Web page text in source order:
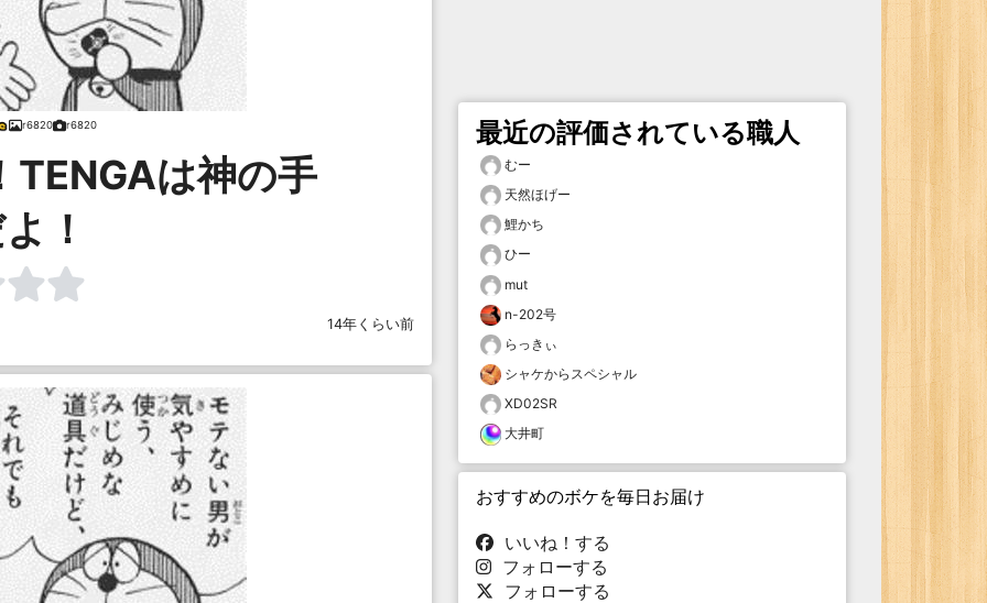
r6820 r6820
TENGAは神の手
！
14年くらい前
最近の評価されている職人
むー
天然ほげー
鯉かち
ひー
mut
n-202号
らっきぃ
シャケからスペシャル
XD02SR
大井町
おすすめのボケを毎日お届け
いいね！する
フォローする
フォローする